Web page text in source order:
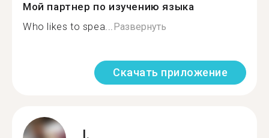
Мой партнер по изучению языка
Who likes to spea...Развернуть
Скачать приложение
I.